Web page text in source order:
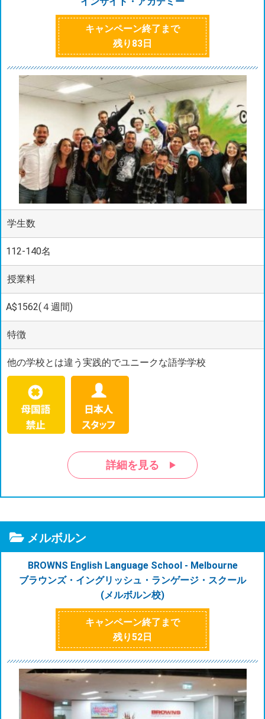
キャンペーン終了まで
残り 83日
学生数
112-140名
授業料
A$1562(４週間)
特徴
他の学校とは違う実践的でユニークな語学学校
詳細を見る
メルボルン
BROWNS English Language School - Melbourne
ブラウンズ・イングリッシュ・ランゲージ・スクール
(メルボルン校)
キャンペーン終了まで
残り52日